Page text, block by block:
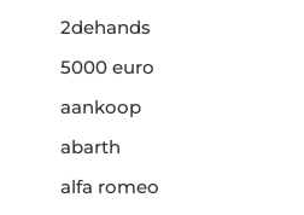
2dehands
5000 euro
aankoop
abarth
alfa romeo